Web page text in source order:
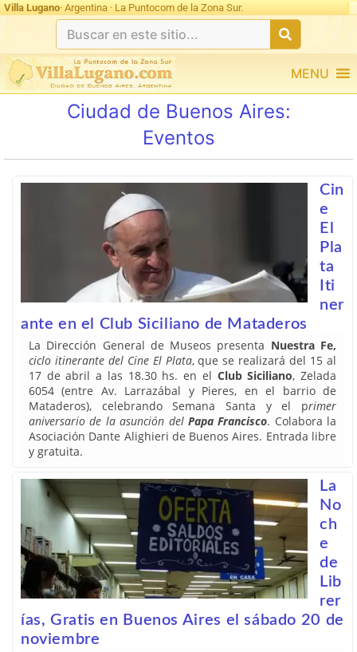
Villa Lugano· Argentina · La Puntocom de la Zona Sur.
MENU
Ciudad de Buenos Aires:
Eventos
Cin
e
El
Pla
ta
Iti
ner
ante en el Club Siciliano de Mataderos
La Dirección General de Museos presenta Nuestra Fe,
ciclo itinerante del Cine El Plata, que se realizará del 15 al
17 de abril a las 18.30 hs. en el Club Siciliano, Zelada
6054 (entre Av. Larrazábal y Pieres, en el barrio de
Mataderos), celebrando Semana Santa y el primer
aniversario de la asunción del Papa Francisco. Colabora la
Asociación Dante Alighieri de Buenos Aires. Entrada libre
y gratuita.
La
No
ch
e
de
Lib
rer
ías, Gratis en Buenos Aires el sábado 20 de
noviembre